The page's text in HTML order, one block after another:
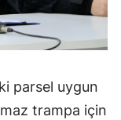
parsel uygun
trampa için